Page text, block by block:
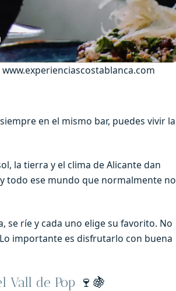
en el mismo bar, puedes vivir la
la tierra y el clima de Alicante dan
todo ese mundo que normalmente no
se ríe y cada uno elige su favorito. No
importante es disfrutarlo con buena
Vall de Pop 🍷🍇